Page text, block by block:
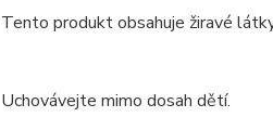
Tento produkt obsahuje žiravé
Uchovávejte mimo dosah dětí.